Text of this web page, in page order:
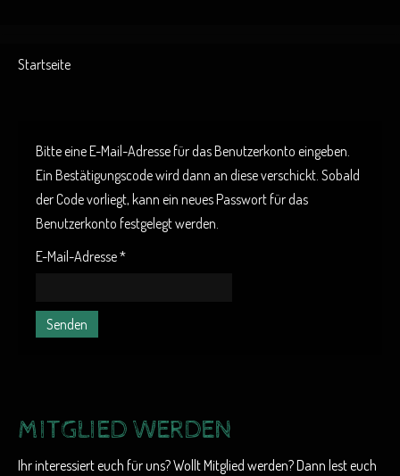
Startseite
Bitte eine E-Mail-Adresse für das Benutzerkonto eingeben.
Ein Bestätigungscode wird dann an diese verschickt. Sobald
der Code vorliegt, kann ein neues Passwort für das
Benutzerkonto festgelegt werden.
E-Mail-Adresse*
Senden
MITGLIED WERDEN
Ihr interessiert euch für uns? Wollt Mitglied werden? Dann lest euch